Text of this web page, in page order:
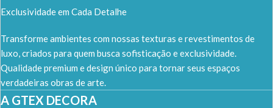
Exclusividade em Cada Detalhe
Transforme ambientes com nossas texturas e revestimentos de
luxo, criados para quem busca sofisticação e exclusividade.
Qualidade premium e design único para tornar seus espaços
verdadeiras obras de arte.
A GTEX DECORA